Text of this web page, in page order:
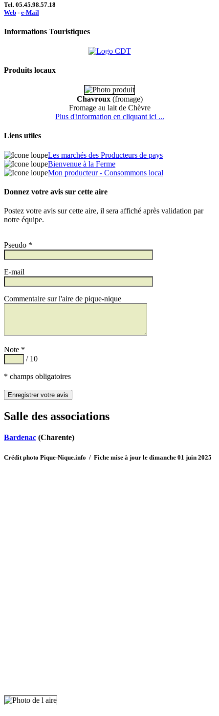
Tel. 05.45.98.57.18
Web - e-Mail
Informations Touristiques
Produits locaux
Chavroux(fromage)
Fromage au lait de Chèvre
Plus d'information en cliquant ici ...
Liens utiles
Les marchés des Producteurs de pays
Bienvenue à la Ferme
Mon producteur - Consommons local
Donnez votre avis sur cette aire
Postez votre avis sur cette aire, il sera affiché après validation par
notre équipe.
Pseudo *
E-mail
Commentaire sur l'aire de pique-nique
Note *
/ 10
* champs obligatoires
Salle des associations
Bardenac (Charente)
Crédit photo Pique-Nique.info / Fiche mise à jour le dimanche 01 juin 2025